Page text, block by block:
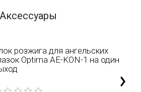
Аксессуары
розжига для ангельских
Optima АЕ-KON-1 на один